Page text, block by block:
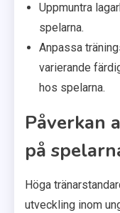
Uppmuntra
spelarna.
Anpassa
varierande
hos spelarna.
Påverkan
på
Höga
utveckling inom